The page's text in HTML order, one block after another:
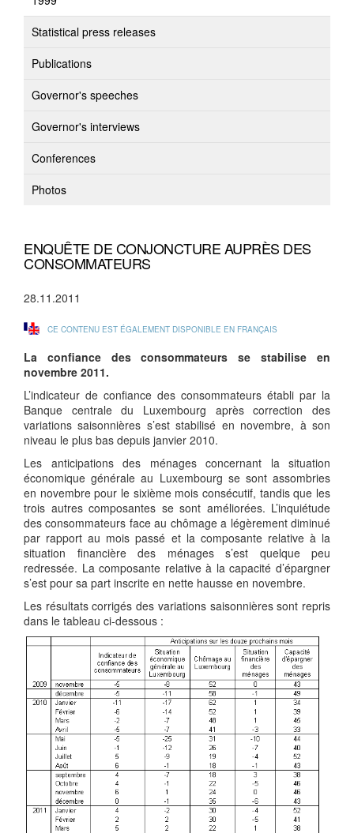
Statistical press releases
Publications
Governor's speeches
Governor's interviews
Conferences
Photos
ENQUÊTE DE CONJONCTURE AUPRÈS DES
CONSOMMATEURS
28.11.2011
CE CONTENU EST ÉGALEMENT DISPONIBLE EN FRANÇAIS
La confiance des consommateurs se stabilise en
novembre 2011.
L’indicateur de confiance des consommateurs établi par la
Banque centrale du Luxembourg après correction des
variations saisonnières s’est stabilisé en novembre, à son
niveau le plus bas depuis janvier 2010.
Les anticipations des ménages concernant la situation
économique générale au Luxembourg se sont assombries
en novembre pour le sixième mois consécutif, tandis que les
trois autres composantes se sont améliorées. L’inquiétude
des consommateurs face au chômage a légèrement diminué
par rapport au mois passé et la composante relative à la
situation financière des ménages s’est quelque peu
redressée. La composante relative à la capacité d’épargner
s’est pour sa part inscrite en nette hausse en novembre.
Les résultats corrigés des variations saisonnières sont repris
dans le tableau ci-dessous :